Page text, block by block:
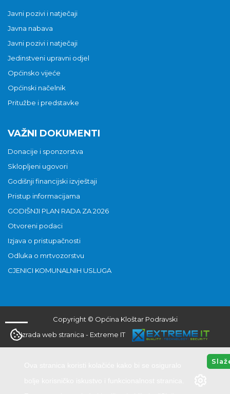
Javni pozivi i natječaji
Javna nabava
Javni pozivi i natječaji
Jedinstveni upravni odjel
Općinsko vijeće
Općinski načelnik
Pritužbe i predstavke
VAŽNI DOKUMENTI
Donacije i sponzorstva
Sklopljeni ugovori
Godišnji financijski izvještaji
Pristup informacijama
GODIŠNJI PLAN RADA ZA 2026
Otvoreni podaci
Izjava o pristupačnosti
Odluka o mrtvozorstvu
CJENICI KOMUNALNIH USLUGA
Copyright © Općina Kloštar Podravski
Izrada web stranica - Extreme IT